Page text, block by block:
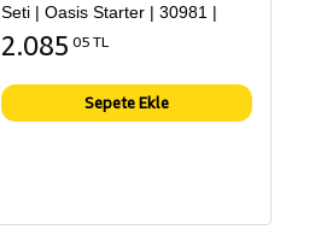
Seti | Oasis Starter | 30981 |
2.085 05 TL
Sepete Ekle